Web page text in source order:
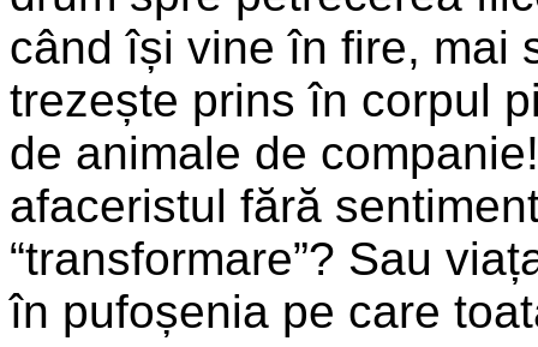
când își vine în fire, mai
trezește prins în corpul
de animale de
afaceristul fără
“transformare”? Sau
în pufoșenia pe care